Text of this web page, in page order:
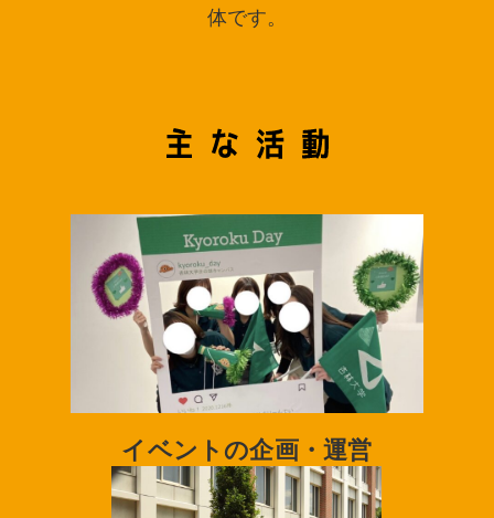
体です。
イベントの企画・運営